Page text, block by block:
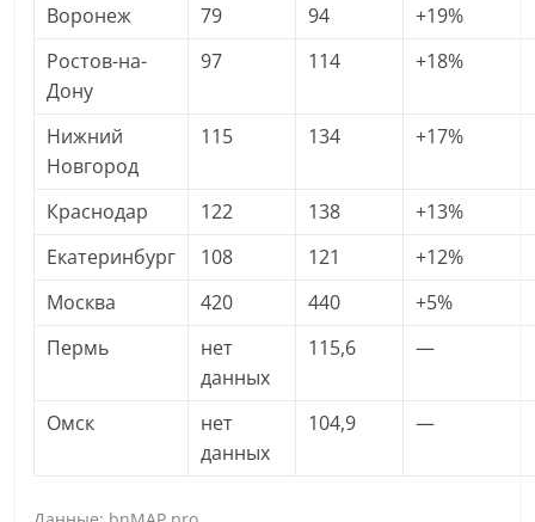
Воронеж
79 94
+19%
Ростов-на-
Дону
97 114 +18%
Нижний
Новгород
115 134 +17%
Краснодар 122 138
+13%
Екатеринбург
108 121
+12%
Москва
420 440
+5%
Пермь
нет
данных
115,6 —
Омск
нет
данных
104,9 —